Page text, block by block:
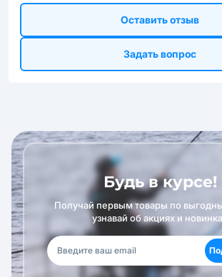
Оставить отзыв
Задать вопрос
Будь в курсе!
Получай первым товары по
узнавай об акциях и